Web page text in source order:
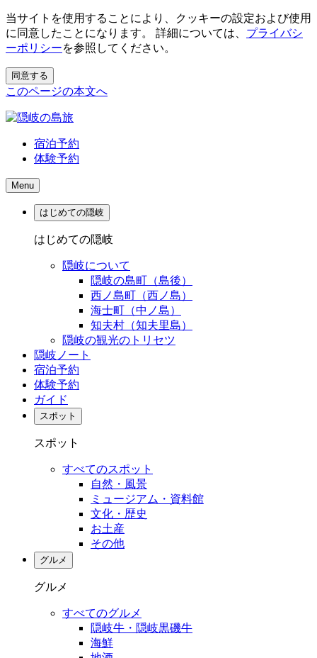
当サイトを使用することにより、クッキーの設定および使用
に同意したことになります。 詳細については、 プライバシ
ーポリシーを参照してください。
同意する
このページの本文へ
宿泊予約
体験予約
Menu
はじめての隠岐
はじめての隠岐
隠岐について
隠岐の島町（島後）
西ノ島町（西ノ島）
海士町（中ノ島）
知夫村（知夫里島）
隠岐の観光のトリセツ
隠岐ノート
宿泊予約
体験予約
ガイド
スポット
スポット
すべてのスポット
自然・風景
ミュージアム・資料館
文化・歴史
お土産
その他
グルメ
グルメ
すべてのグルメ
隠岐牛・隠岐黒磯牛
海鮮